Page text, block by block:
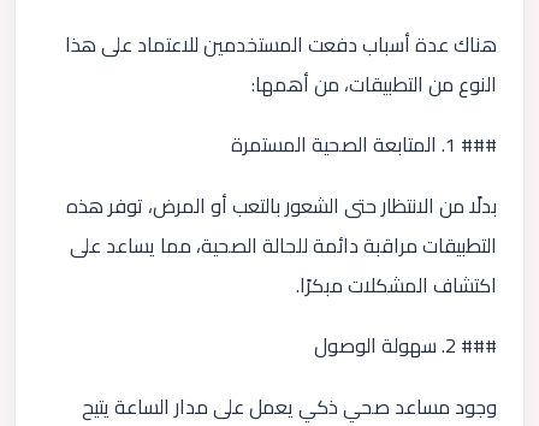
هناك عدة أسباب دفعت المستخدمين للاعتماد على هذا
النوع من التطبيقات، من أهمها:
### 1. المتابعة الصحية المستمرة
بدلًا من الانتظار حتى الشعور بالتعب أو المرض، توفر هذه
التطبيقات مراقبة دائمة للحالة الصحية، مما يساعد على
اكتشاف المشكلات مبكرًا.
### 2. سهولة الوصول
وجود مساعد صحي ذكي يعمل على مدار الساعة يتيح